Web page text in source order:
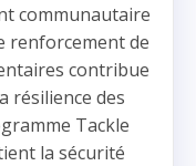
communautaire
renforcement de
contribue
résilience des
Tackle
la sécurité